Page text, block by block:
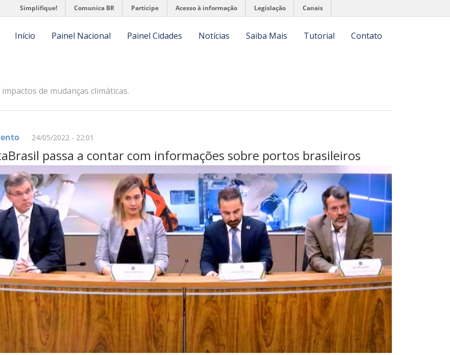
Simplifique! Comunica BR Participe Acesso à informação Legislação Canais
navegação
Início Painel Nacional Painel Cidades Notícias Saiba Mais Tutorial Contato
de mudanças climáticas.
24/05/2022 - 22:01
passa a contar com informações sobre portos brasileiros